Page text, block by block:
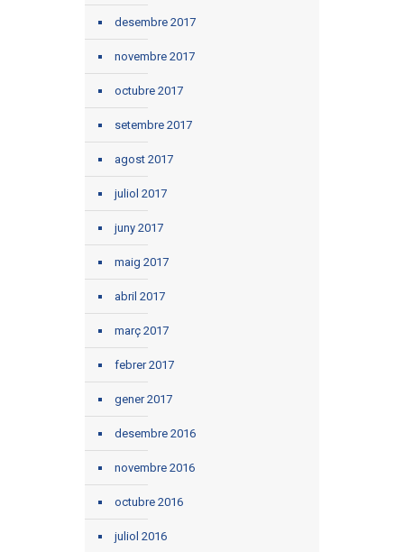
desembre 2017
novembre 2017
octubre 2017
setembre 2017
agost 2017
juliol 2017
juny 2017
maig 2017
abril 2017
març 2017
febrer 2017
gener 2017
desembre 2016
novembre 2016
octubre 2016
juliol 2016